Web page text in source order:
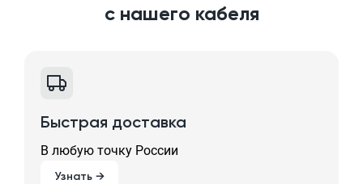
с нашего кабеля
Быстрая доставка
В любую точку России
Узнать →